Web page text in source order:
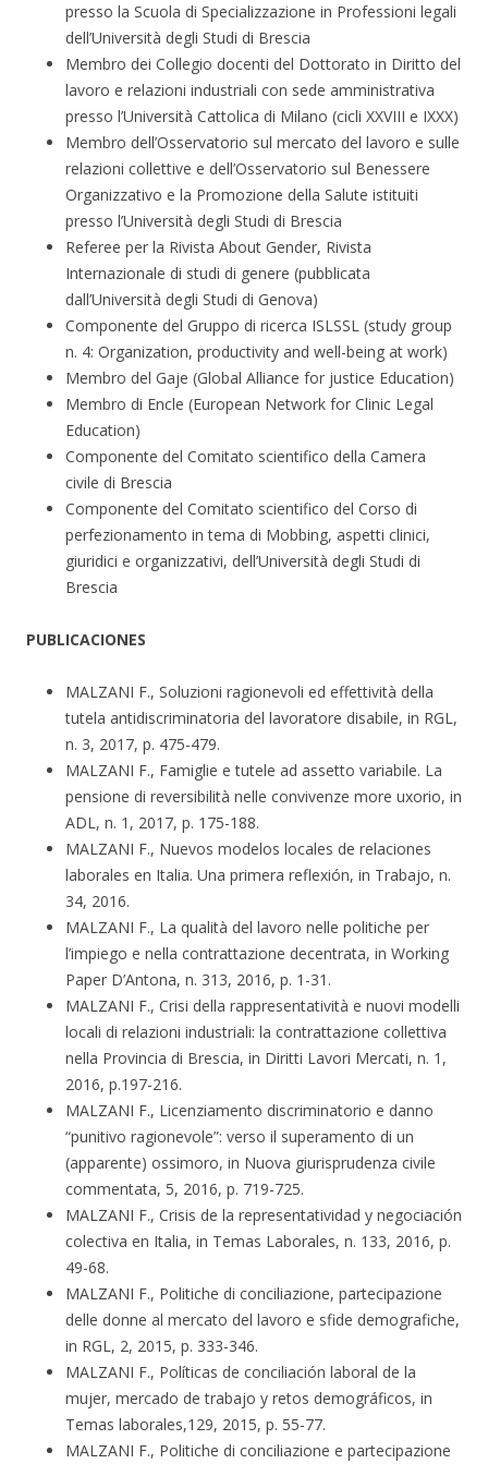
presso la Scuola di Specializzazione in Professioni legali
dell’Università degli Studi di Brescia
Membro dei Collegio docenti del Dottorato in Diritto del
lavoro e relazioni industriali con sede amministrativa
presso l’Università Cattolica di Milano (cicli XXVIII e IXXX)
Membro dell’Osservatorio sul mercato del lavoro e sulle
relazioni collettive e dell’Osservatorio sul Benessere
Organizzativo e la Promozione della Salute istituiti
presso l’Università degli Studi di Brescia
Referee per la Rivista About Gender, Rivista
Internazionale di studi di genere (pubblicata
dall’Università degli Studi di Genova)
Componente del Gruppo di ricerca ISLSSL (study group
n. 4: Organization, productivity and well-being at work)
Membro del Gaje (Global Alliance for justice Education)
Membro di Encle (European Network for Clinic Legal
Education)
Componente del Comitato scientifico della Camera
civile di Brescia
Componente del Comitato scientifico del Corso di
perfezionamento in tema di Mobbing, aspetti clinici,
giuridici e organizzativi, dell’Università degli Studi di
Brescia
PUBLICACIONES
MALZANI F., Soluzioni ragionevoli ed effettività della
tutela antidiscriminatoria del lavoratore disabile, in RGL,
n. 3, 2017, p. 475-479.
MALZANI F., Famiglie e tutele ad assetto variabile. La
pensione di reversibilità nelle convivenze more uxorio, in
ADL, n. 1, 2017, p. 175-188.
MALZANI F., Nuevos modelos locales de relaciones
laborales en Italia. Una primera reflexión, in Trabajo, n.
34, 2016.
MALZANI F., La qualità del lavoro nelle politiche per
l’impiego e nella contrattazione decentrata, in Working
Paper D’Antona, n. 313, 2016, p. 1-31.
MALZANI F., Crisi della rappresentatività e nuovi modelli
locali di relazioni industriali: la contrattazione collettiva
nella Provincia di Brescia, in Diritti Lavori Mercati, n. 1,
2016, p.197-216.
MALZANI F., Licenziamento discriminatorio e danno
“punitivo ragionevole”: verso il superamento di un
(apparente) ossimoro, in Nuova giurisprudenza civile
commentata, 5, 2016, p. 719-725.
MALZANI F., Crisis de la representatividad y negociación
colectiva en Italia, in Temas Laborales, n. 133, 2016, p.
49-68.
MALZANI F., Politiche di conciliazione, partecipazione
delle donne al mercato del lavoro e sfide demografiche,
in RGL, 2, 2015, p. 333-346.
MALZANI F., Políticas de conciliación laboral de la
mujer, mercado de trabajo y retos demográficos, in
Temas laborales,129, 2015, p. 55-77.
MALZANI F., Politiche di conciliazione e partecipazione